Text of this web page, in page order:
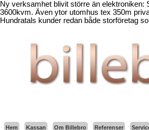
Ny verksamhet blivit större än elektroniken:
3600kvm. Även ytor utomhus tex 350m
Hundratals kunder redan både storföretag
Hem Kassan Om Billebro Referenser